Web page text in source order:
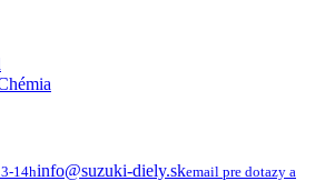
14hinfo@suzuki-diely.skemail pre dotazy a